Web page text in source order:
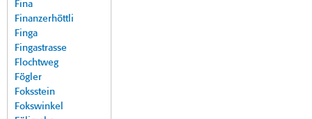
Fina
Finanzerhöttli
Finga
Fingastrasse
Flochtweg
Fögler
Foksstein
Fokswinkel